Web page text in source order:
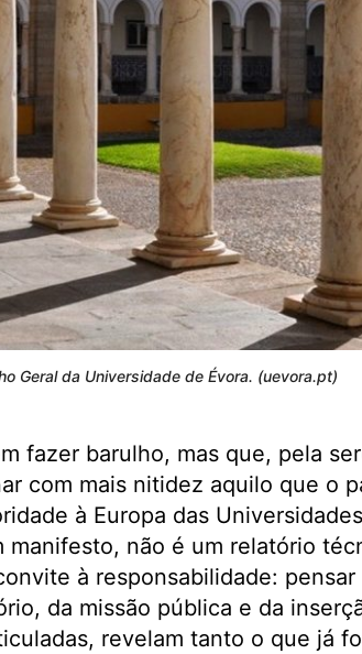
Geral da Universidade de Évora. (uevora.pt)
fazer barulho, mas que, pela
com mais nitidez aquilo que o
à Europa das
manifesto, não é um relatório
à responsabilidade:
da missão pública e da
revelam tanto o que já